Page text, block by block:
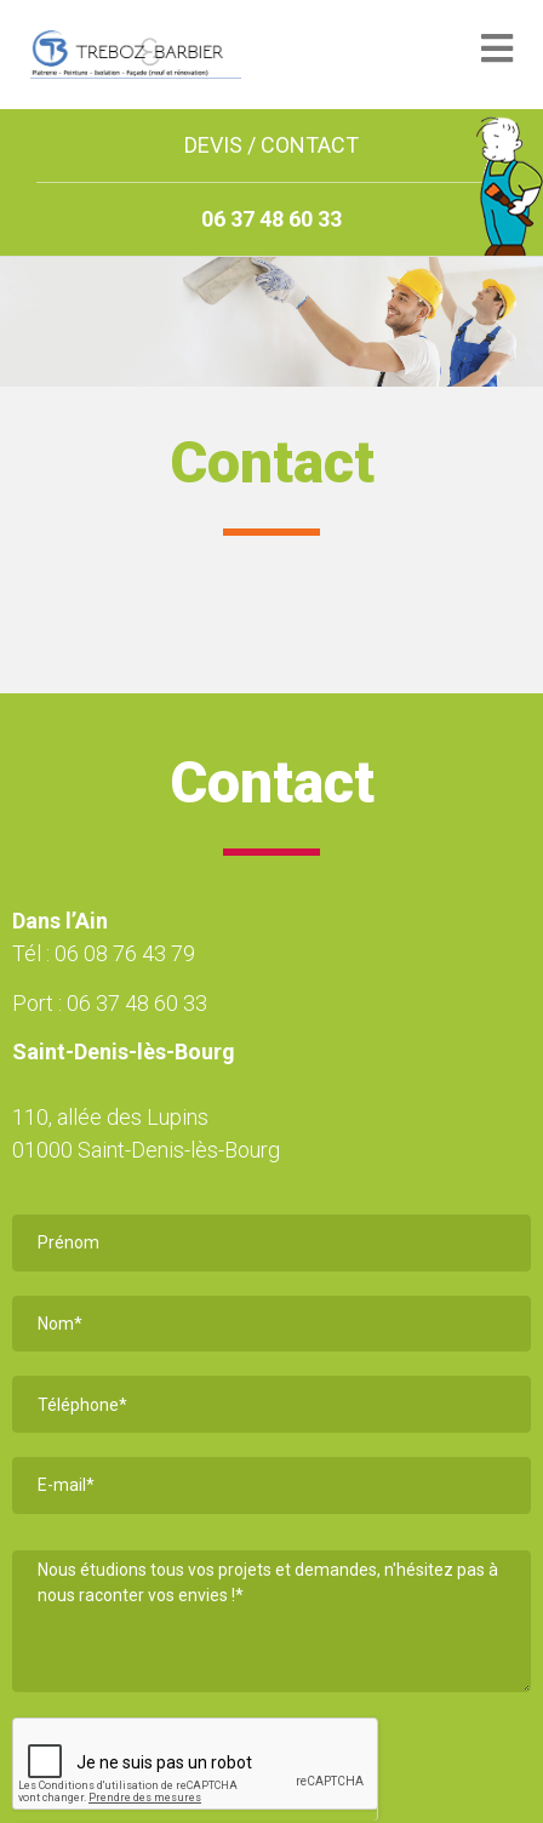
DEVIS / CONTACT
06 37 48 60 33
Contact
Contact
Dans l’Ain
Tél : 06 08 76 43 79
Port : 06 37 48 60 33
Saint-Denis-lès-Bourg
110, allée des Lupins
01000 Saint-Denis-lès-Bourg